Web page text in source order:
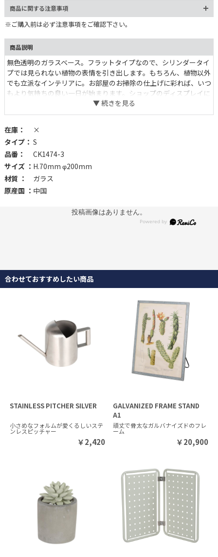
商品に関する注意事項
※ご購入前は必ず注意事項をご確認下さい。
商品説明
無色透明のガラスベース。フラットタイプなので、シリンダータイ
プでは見られない植物の表情を引き出します。もちろん、植物以外
でも立派なインテリアに。お部屋のお掃除の仕上げに彩れば、いつ
もより気持ちの良い一日が始まります。ショップのディスプレイに
はいくつあってもお役立ち。
在庫：
×
タイプ： S
品番：
CK1474-3
サイズ ： H.70mm φ200mm
材質 ：
ガラス
原産国 ： 中国
投稿画像はありません。
合わせておすすめしたい商品
STAINLESS PITCHER SILVER
小さめなフォルムが愛くるしいステ
ンレスピッチャー
￥2,420
GALVANIZED FRAME STAND
A1
頑丈で骨太なガルバナイズドのフレ
ーム
￥20,900